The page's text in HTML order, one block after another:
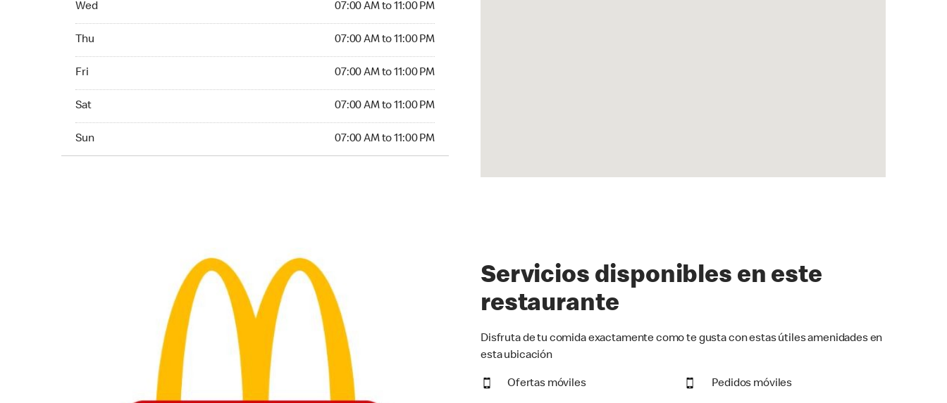
Wed 07:00 AM to 11:00 PM
Thu 07:00 AM to 11:00 PM
Fri 07:00 AM to 11:00 PM
Sat 07:00 AM to 11:00 PM
Sun 07:00 AM to 11:00 PM
Servicios disponibles en este
restaurante
Disfruta de tu comida exactamente como te gusta con estas útiles amenidades en
esta ubicación
Ofertas móviles Pedidos móviles